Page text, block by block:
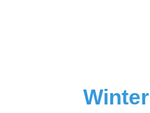
Winter